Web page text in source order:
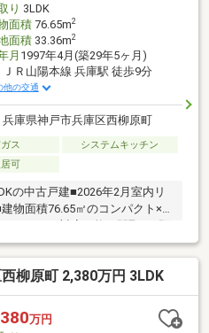
り 3LDK
面積76.65m2
面積33.36m2
月 1997年4月(築29年5ヶ月)
ＪＲ山陽本線 兵庫駅 徒歩9分
他の交通
兵庫県神戸市兵庫区西柳原町
ス
システムキッチン
可
の中古戸建■2026年2月室内リ
物面積76.65㎡のコンパクト×機
まい■近隣商業地域につき生活
「兵庫」駅 徒歩8分■神戸高速
高速東西線「大開」駅 徒歩13
方面へもアクセス良好■駅徒歩
高い立地■通勤・通学・買物す
柳原町 2,380万円 3LDK
万円